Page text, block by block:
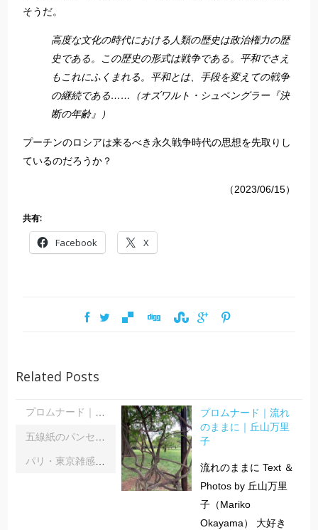
そうだ。
高度な文化の時代における人類の歴史は政治権力の歴
史である。この歴史の形式は戦争である。平和でさえ
もこれにふくまれる。平和とは、手段を変えての戦争
の継続である……（オズワルト・シュペングラー『決
断の年齢』）
プーチンのロシアは来るべき永久戦争時代の思想を先取りし
ているのだろうか？
（2023/06/15）
共有:
Facebook X
Related Posts
プロムナード｜流れのままに｜丘山万里子
プロムナード｜流れ
のままに｜丘山万里
子
流れのままに Text ＆
Photos by 丘山万里
子（Mariko
Okayama） 大好き